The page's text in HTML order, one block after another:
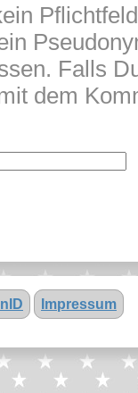
Falls
dem
Impressum